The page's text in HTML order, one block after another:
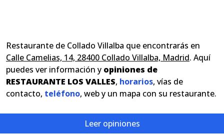
Restaurante de Collado Villalba que encontrarás en
Calle Camelias, 14, 28400 Collado Villalba, Madrid. Aquí
puedes ver información y opiniones de
RESTAURANTE LOS VALLES, horarios, vías de
contacto, teléfono, web y un mapa con su restaurante.
Leer opiniones